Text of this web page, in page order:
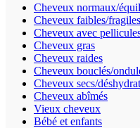
Cheveux normaux/
Cheveux faibles/fragiles
Cheveux avec
Cheveux gras
Cheveux raides
Cheveux bouclés/
Cheveux secs/
Cheveux abîmés
Vieux cheveux
Bébé et enfants